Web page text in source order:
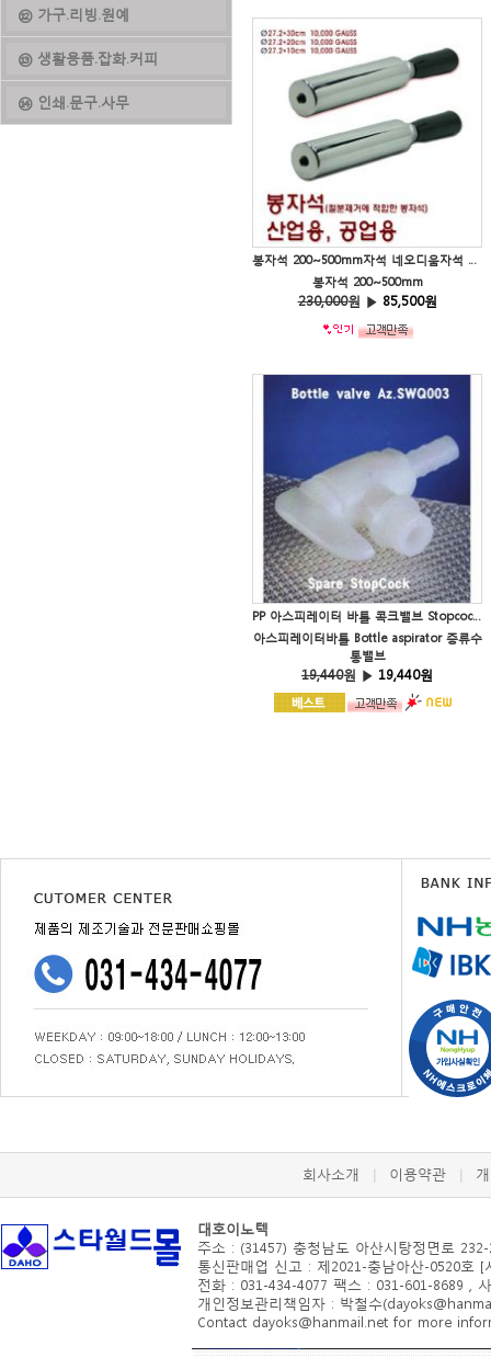
⑫ 가구.리빙.원예
⑬ 생활용품.잡화.커피
⑭ 인쇄.문구.사무
봉자석 200~500mm자석 네오디움자석 산업용철분리자석
봉자석 200~500mm
230,000원 ▶ 85,500원
PP 아스피레이터 바틀 콕크밸브 Stopcock for aspirator bottler 증류수통밸브
아스피레이터바틀 Bottle aspirator 증류수
통밸브
19,440원 ▶ 19,440원
회사소개 이용약관
대호이노텍
주소 : (31457) 충청남도 아산시탕정면로
통신판매업 신고 : 제2021-충남아산-0520호
전화 : 031-434-4077 팩스 : 031-601-8689 ,
개인정보관리책임자 : 박철수
Contact dayoks@hanmail.net for more